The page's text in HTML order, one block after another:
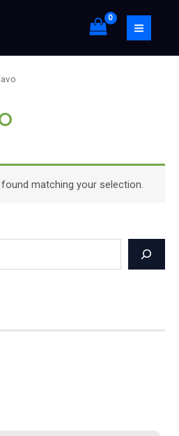
MAIN
matching your selection.